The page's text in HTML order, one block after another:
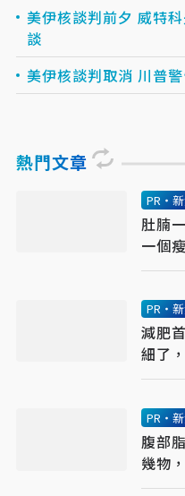
美伊核談判前夕 威特
談
美伊核談判取消 川普
熱門文章
PR・
肚腩
一個
PR・
減肥
細了
PR・
腹部
幾物